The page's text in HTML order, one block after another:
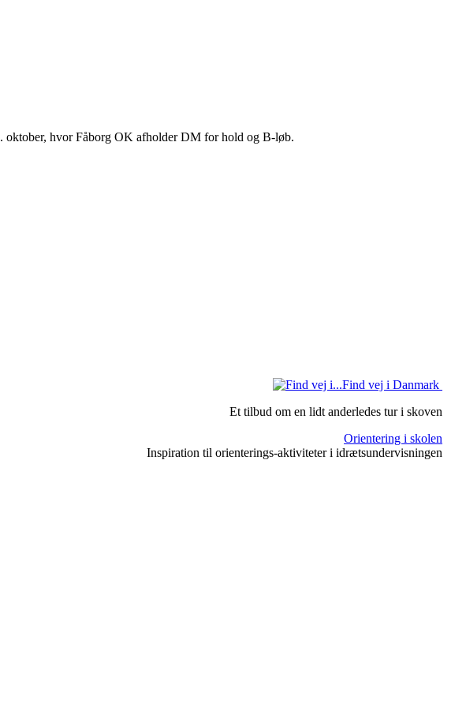
oktober, hvor Fåborg OK afholder DM for hold og B-løb.
Find vej i Danmark
Et tilbud om en lidt anderledes tur i skoven
Orientering i skolen
Inspiration til orienterings-aktiviteter i idrætsundervisningen